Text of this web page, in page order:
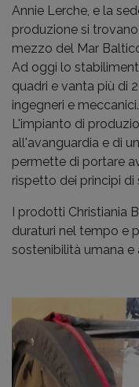
Annie Lerche, e la
produzione si
mezzo del Mar
Ad oggi lo
quadri e vanta più di
ingegneri e meccanici.
L'impianto di
all'avanguardia e di
permette di portare
rispetto dei principi di
I prodotti Christiania
duraturi nel tempo e
sostenibilità umana e